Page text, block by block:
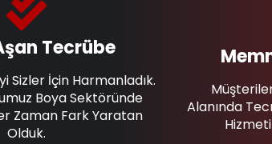
Tecrübe
Sizler İçin Harmanladık.
Boya Sektöründe
Zaman Fark Yaratan
Olduk.
Alanında